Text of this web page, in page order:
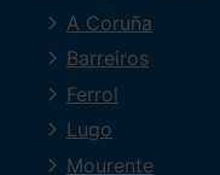
A Coruña
Barreiros
Ferrol
Lugo
Mourente